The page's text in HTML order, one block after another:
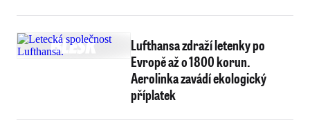
Lufthansa zdraží letenky po
Evropě až o 1800 korun.
Aerolinka zavádí ekologický
příplatek